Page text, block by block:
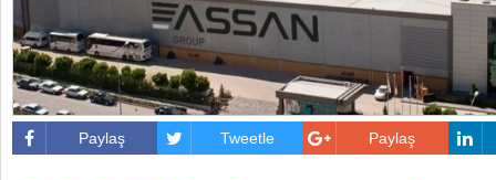
Paylaş Tweetle Paylaş